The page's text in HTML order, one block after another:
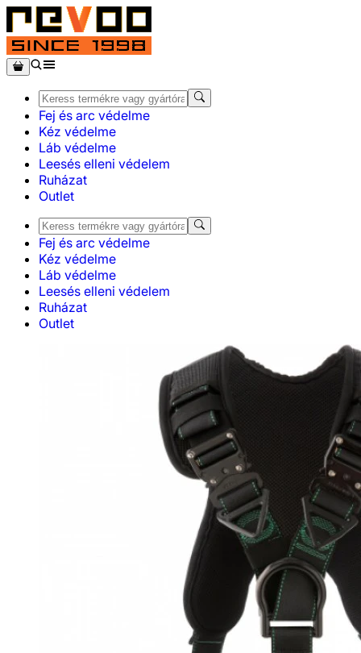
Fej és arc védelme
Kéz védelme
Láb védelme
Leesés elleni védelem
Ruházat
Outlet
Fej és arc védelme
Kéz védelme
Láb védelme
Leesés elleni védelem
Ruházat
Outlet